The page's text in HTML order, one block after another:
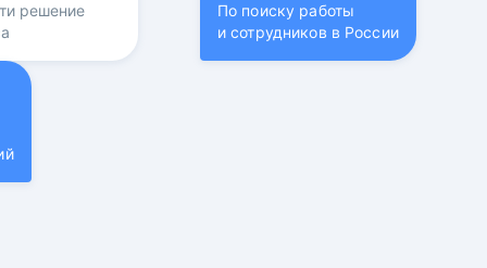
решение
По поиску работы
и сотрудников в России